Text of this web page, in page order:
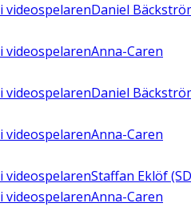
i videospelarenDaniel
i videospelarenAnna-Caren
i videospelarenDaniel
i videospelarenAnna-Caren
i videospelarenStaffan Eklöf
i videospelarenAnna-Caren